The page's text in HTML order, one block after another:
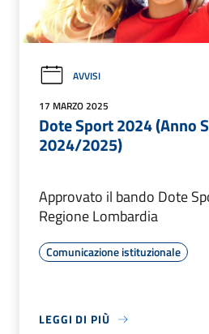
AVVISI
17 MARZO 2025
Dote Sport 2024 (Anno
2024/2025)
Approvato il bando Dote
Regione Lombardia
Comunicazione istituzionale
LEGGI DI PIÙ